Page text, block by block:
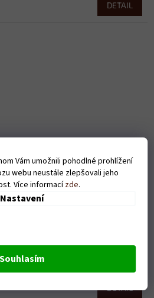
Vám umožnili pohodlné prohlížení
webu neustále zlepšovali jeho
Více informacízde.
Nastavení
Souhlasím
DETAIL